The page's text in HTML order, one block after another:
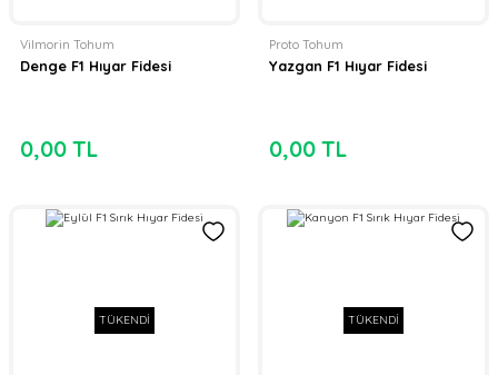
Vilmorin Tohum
Denge F1 Hıyar Fidesi
0,00 TL
Proto Tohum
Yazgan F1 Hıyar Fidesi
0,00 TL
TÜKENDİ TÜKENDİ